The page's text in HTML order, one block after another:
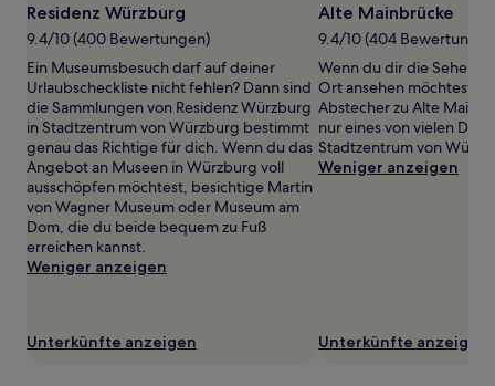
zusätzliche
Bedingungen
gelten.
Residenz Würzburg
9.4/10 (400 Bewertungen)
Ein Museumsbesuch darf auf deiner
Urlaubscheckliste nicht fehlen? Dann sind
die Sammlungen von Residenz Würzburg
in Stadtzentrum von Würzburg bestimmt
genau das Richtige für dich. Wenn du das
Angebot an Museen in Würzburg voll
ausschöpfen möchtest, besichtige Martin
von Wagner Museum oder Museum am
Dom, die du beide bequem zu Fuß
erreichen kannst.
Weniger anzeigen
Unterkünfte anzeigen
Alte Mainbrücke
9.4/10 (404
Wenn du dir die
Ort ansehen möchtest,
Abstecher zu Alte
nur eines von vielen
Stadtzentrum von
Weniger anzeigen
Unterkünfte anzeigen